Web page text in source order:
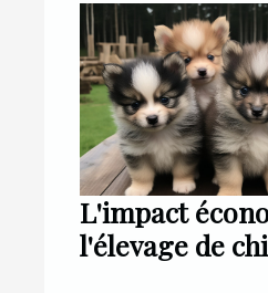
L'impact
l'élevage de